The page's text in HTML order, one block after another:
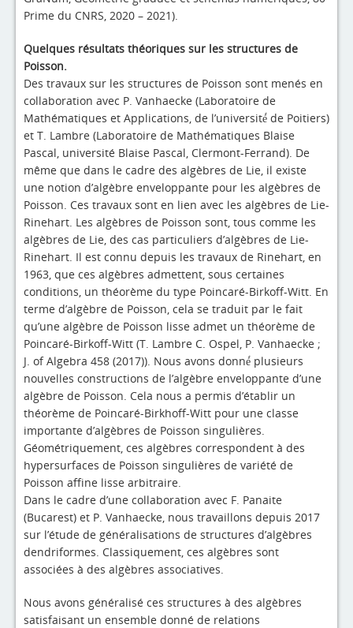
Prime du CNRS, 2020 – 2021).
Quelques résultats théoriques sur les structures de
Poisson.
Des travaux sur les structures de Poisson sont menés en
collaboration avec P. Vanhaecke (Laboratoire de
Mathématiques et Applications, de l’université́ de Poitiers)
et T. Lambre (Laboratoire de Mathématiques Blaise
Pascal, université Blaise Pascal, Clermont-Ferrand). De
même que dans le cadre des algèbres de Lie, il existe
une notion d’algèbre enveloppante pour les algèbres de
Poisson. Ces travaux sont en lien avec les algèbres de Lie-
Rinehart. Les algèbres de Poisson sont, tous comme les
algèbres de Lie, des cas particuliers d’algèbres de Lie-
Rinehart. Il est connu depuis les travaux de Rinehart, en
1963, que ces algèbres admettent, sous certaines
conditions, un théorème du type Poincaré-Birkoff-Witt. En
terme d’algèbre de Poisson, cela se traduit par le fait
qu’une algèbre de Poisson lisse admet un théorème de
Poincaré-Birkoff-Witt (T. Lambre C. Ospel, P. Vanhaecke ;
J. of Algebra 458 (2017)). Nous avons donné́ plusieurs
nouvelles constructions de l’algèbre enveloppante d’une
algèbre de Poisson. Cela nous a permis d’établir un
théorème de Poincaré-Birkhoff-Witt pour une classe
importante d’algèbres de Poisson singulières.
Géométriquement, ces algèbres correspondent à des
hypersurfaces de Poisson singulières de variété de
Poisson affine lisse arbitraire.
Dans le cadre d’une collaboration avec F. Panaite
(Bucarest) et P. Vanhaecke, nous travaillons depuis 2017
sur l’étude de généralisations de structures d’algèbres
dendriformes. Classiquement, ces algèbres sont
associées à des algèbres associatives.
Nous avons généralisé ces structures à des algèbres
satisfaisant un ensemble donné de relations